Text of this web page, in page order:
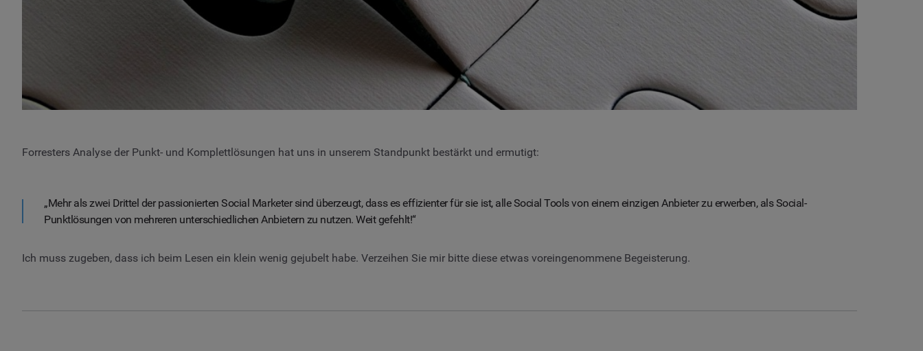
Forresters Analyse der Punkt- und Komplettlösungen hat uns in unserem Standpunkt bestärkt und ermutigt:
„Mehr als zwei Drittel der passionierten Social Marketer sind überzeugt, dass es effizienter für sie ist, alle Social Tools von einem einzigen Anbieter zu erwerben, als Social-
Punktlösungen von mehreren unterschiedlichen Anbietern zu nutzen. Weit gefehlt!“
Ich muss zugeben, dass ich beim Lesen ein klein wenig gejubelt habe. Verzeihen Sie mir bitte diese etwas voreingenommene Begeisterung.